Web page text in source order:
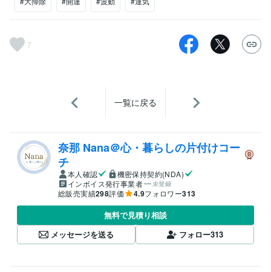
7
一覧に戻る
奈那 Nana＠心・暮らしの片付けコー
チ
本人確認
機密保持契約(NDA)
インボイス発行事業者
未登録
総販売実績298評価 4.9フォロワー313
無料で見積り相談
メッセージを送る
フォロー313